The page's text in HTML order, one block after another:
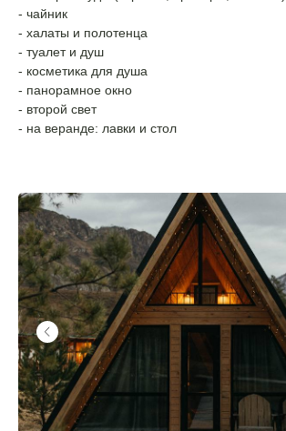
- чайник
- халаты и полотенца
- туалет и душ
- косметика для душа
- панорамное окно
- второй свет
- на веранде: лавки и стол